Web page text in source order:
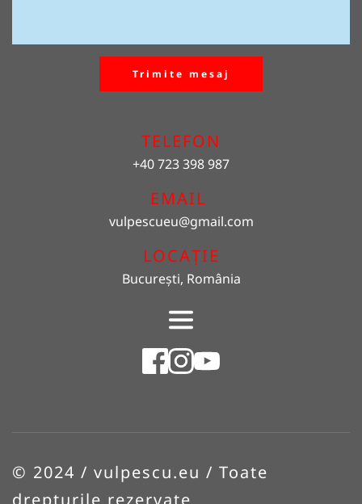
Trimite mesaj
TELEFON
+40 723 398 987
EMAIL
vulpescueu@gmail.com
LOCAȚIE
București, România
© 2024 / vulpescu.eu / Toate
drepturile rezervate